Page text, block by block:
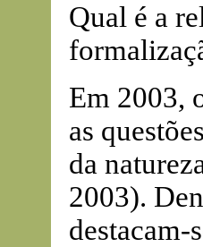
Qual é a
Em 2003,
as
da
2003).
destacam-